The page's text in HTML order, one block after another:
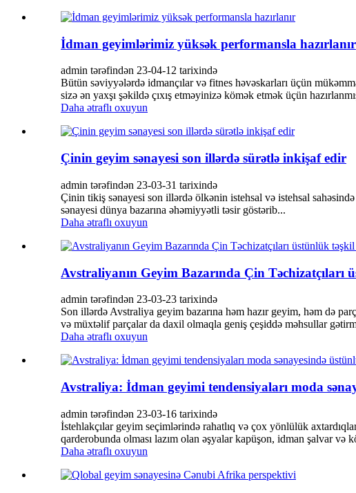
İdman geyimlərimiz yüksək performansla hazırlanır
admin tərəfindən 23-04-12 tarixində
Bütün səviyyələrdə idmançılar və fitnes həvəskarları üçün
sizə ən yaxşı şəkildə çıxış etməyinizə kömək etmək üçün
Daha ətraflı oxuyun
Çinin geyim sənayesi son illərdə sürətlə inkişaf edir
admin tərəfindən 23-03-31 tarixində
Çinin tikiş sənayesi son illərdə ölkənin istehsal və istehsal
sənayesi dünya bazarına əhəmiyyətli təsir göstərib...
Daha ətraflı oxuyun
Avstraliyanın Geyim Bazarında Çin Təchizatçıları
admin tərəfindən 23-03-23 ​​tarixində
Son illərdə Avstraliya geyim bazarına həm hazır geyim, həm də
və müxtəlif parçalar da daxil olmaqla geniş çeşiddə məhsullar
Daha ətraflı oxuyun
Avstraliya: İdman geyimi tendensiyaları moda
admin tərəfindən 23-03-16 tarixində
İstehlakçılar geyim seçimlərində rahatlıq və çox yönlülük
qarderobunda olması lazım olan əşyalar kapüşon, idman şalvar
Daha ətraflı oxuyun